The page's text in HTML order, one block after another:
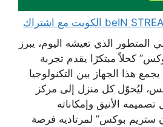
المتطور الذي تعيشه اليوم، يبرز
كحلاً مبتكرًا يقدم تجربة
هذا الجهاز بين التكنولوجيا
ليُحوّل كل منزل إلى مركز
الأنيق وإمكاناته
ستريم بوكس” لمرتاديه فرصة